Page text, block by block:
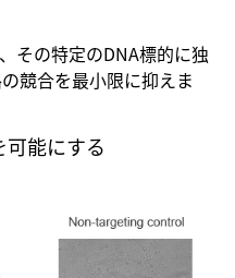
その特定のDNA標的に独
競合を最小限に抑えま
能にする